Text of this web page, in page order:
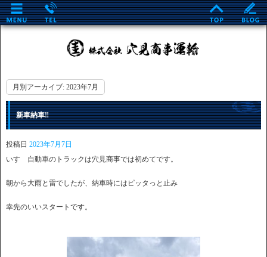
月別アーカイブ: 2023年7月
新車納車‼
投稿日 2023年7月7日
いすゞ自動車のトラックは穴見商事では初めてです。
朝から大雨と雷でしたが、納車時にはピッタっと止み
幸先のいいスタートです。